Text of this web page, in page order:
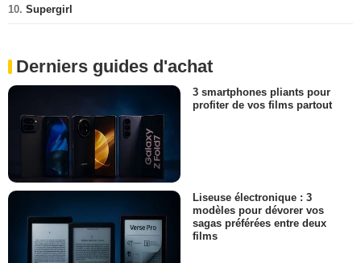
10. Supergirl
Derniers guides d'achat
3 smartphones pliants pour
profiter de vos films partout
Liseuse électronique : 3
modèles pour dévorer vos
sagas préférées entre deux
films